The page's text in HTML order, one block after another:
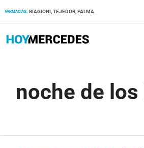
FARMACIAS: BIAGIONI, TEJEDOR, PALMA
noche de